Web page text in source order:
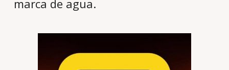
marca de agua.